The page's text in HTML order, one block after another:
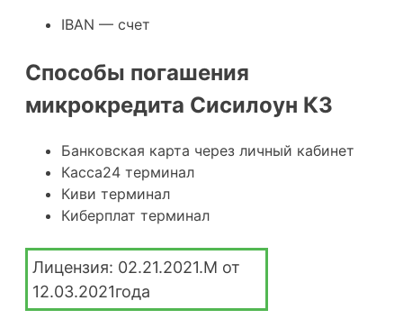
IBAN — счет
Способы погашения
микрокредита Сисилоун КЗ
Банковская карта через личный кабинет
Касса24 терминал
Киви терминал
Киберплат терминал
Лицензия: 02.21.2021.M от
12.03.2021года